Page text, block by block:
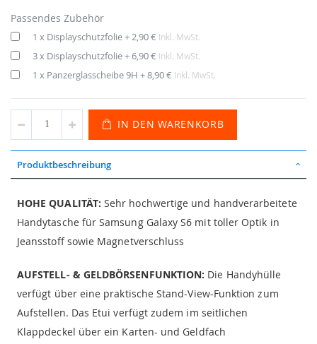
Passendes Zubehör
1 x Displayschutzfolie+ 2,90 € Inkl. MwSt.
3 x Displayschutzfolie+6,90 € Inkl. MwSt.
1 x Panzerglasscheibe 9H +8,90 € Inkl. MwSt.
IN DEN WARENKORB
Produktbeschreibung
HOHE QUALITÄT: Sehr hochwertige und handverarbeitete
Handytasche für Samsung Galaxy S6 mit toller Optik in
Jeansstoff sowie Magnetverschluss
AUFSTELL- & GELDBÖRSENFUNKTION: Die Handyhülle
verfügt über eine praktische Stand-View-Funktion zum
Aufstellen. Das Etui verfügt zudem im seitlichen
Klappdeckel über ein Karten- und Geldfach